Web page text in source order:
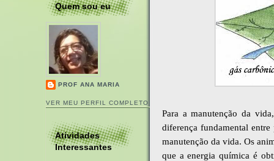
Quem sou eu
PROF ANA MARIA
VER MEU PERFIL COMPLETO
Atividades
Interessantes
Para a manutenção da
diferença fundamental
manutenção da vida. Os
que a energia química é